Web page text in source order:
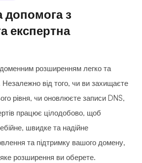
допомога з
експертна
розширенням легко та
від того, чи ви захищаєте
рівня, чи оновлюєте записи DNS,
працює цілодобово, щоб
швидке та надійне
та підтримку вашого домену,
розширення ви оберете.